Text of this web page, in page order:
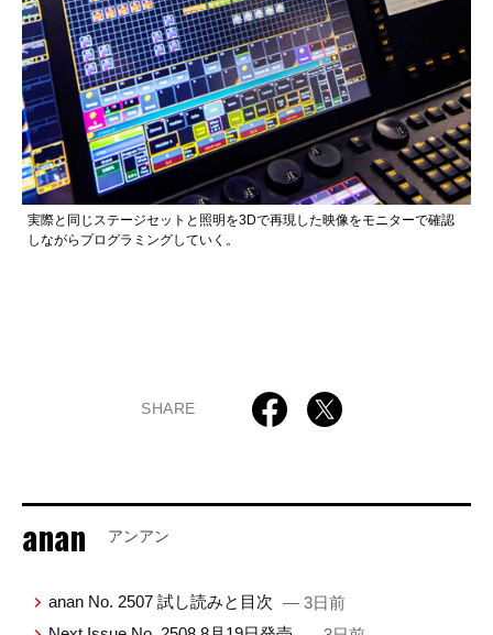
実際と同じステージセットと照明を3Dで再現した映像をモニターで確認
しながらプログラミングしていく。
SHARE
anan アンアン
anan No. 2507 試し読みと目次 — 3日前